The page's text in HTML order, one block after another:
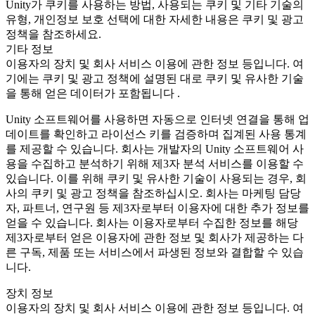
Unity가 쿠키를 사용하는 방법, 사용되는 쿠키 및 기타 기술의
유형, 개인정보 보호 선택에 대한 자세한 내용은 쿠키 및 광고
정책을 참조하세요.
기타 정보
이용자의 장치 및 회사 서비스 이용에 관한 정보 등입니다. 여
기에는 쿠키 및 광고 정책에 설명된 대로 쿠키 및 유사한 기술
을 통해 얻은 데이터가 포함됩니다 .
Unity 소프트웨어를 사용하면 자동으로 인터넷 연결을 통해 업
데이트를 확인하고 라이선스 키를 검증하며 집계된 사용 통계
를 제공할 수 있습니다. 회사는 개발자의 Unity 소프트웨어 사
용을 수집하고 분석하기 위해 제3자 분석 서비스를 이용할 수
있습니다. 이를 위해 쿠키 및 유사한 기술이 사용되는 경우, 회
사의 쿠키 및 광고 정책을 참조하십시오. 회사는 마케팅 담당
자, 파트너, 연구원 등 제3자로부터 이용자에 대한 추가 정보를
얻을 수 있습니다. 회사는 이용자로부터 수집한 정보를 해당
제3자로부터 얻은 이용자에 관한 정보 및 회사가 제공하는 다
른 구독, 제품 또는 서비스에서 파생된 정보와 결합할 수 있습
니다.
장치 정보
이용자의 장치 및 회사 서비스 이용에 관한 정보 등입니다. 여